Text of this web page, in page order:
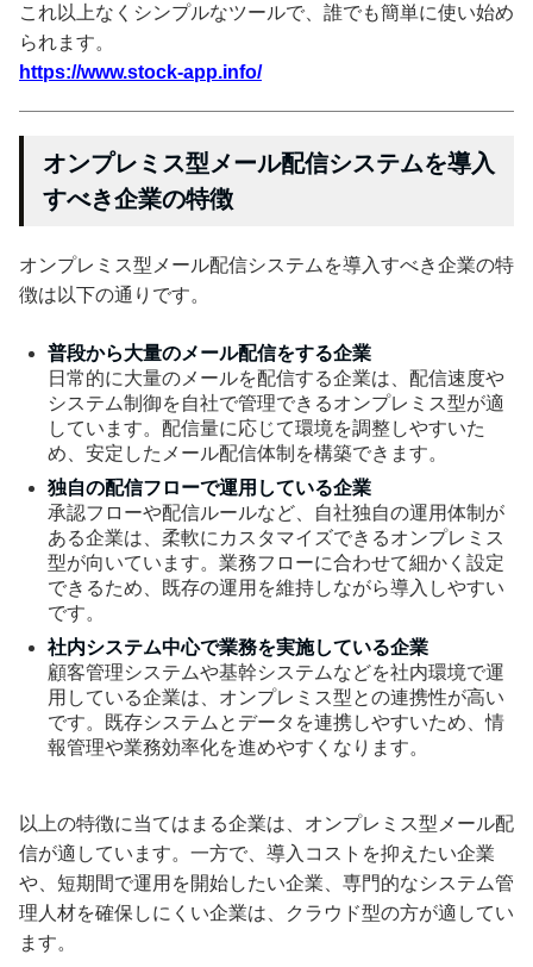
これ以上なくシンプルなツールで、誰でも簡単に使い始め
られます。
https://www.stock-app.info/
オンプレミス型メール配信システムを導入
すべき企業の特徴
オンプレミス型メール配信システムを導入すべき企業の特
徴は以下の通りです。
普段から大量のメール配信をする企業
日常的に大量のメールを配信する企業は、配信速度や
システム制御を自社で管理できるオンプレミス型が適
しています。配信量に応じて環境を調整しやすいた
め、安定したメール配信体制を構築できます。
独自の配信フローで運用している企業
承認フローや配信ルールなど、自社独自の運用体制が
ある企業は、柔軟にカスタマイズできるオンプレミス
型が向いています。業務フローに合わせて細かく設定
できるため、既存の運用を維持しながら導入しやすい
です。
社内システム中心で業務を実施している企業
顧客管理システムや基幹システムなどを社内環境で運
用している企業は、オンプレミス型との連携性が高い
です。既存システムとデータを連携しやすいため、情
報管理や業務効率化を進めやすくなります。
以上の特徴に当てはまる企業は、オンプレミス型メール配
信が適しています。一方で、導入コストを抑えたい企業
や、短期間で運用を開始したい企業、専門的なシステム管
理人材を確保しにくい企業は、クラウド型の方が適してい
ます。